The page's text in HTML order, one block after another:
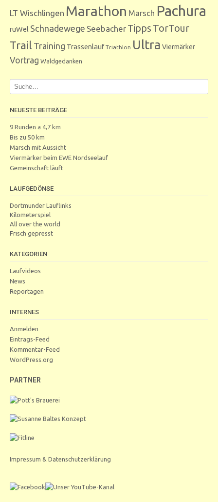
LT Wischlingen Marathon Marsch Pachura
ruWel Schnadewege Seebacher Tipps TorTour
Trail Training Trassenlauf Triathlon Ultra Viermärker
Vortrag Waldgedanken
NEUESTE BEITRÄGE
9 Runden a 4,7 km
Bis zu 50 km
Marsch mit Aussicht
Viermärker beim EWE Nordseelauf
Gemeinschaft läuft
LAUFGEDÖNSE
Dortmunder Lauflinks
Kilometerspiel
All over the world
Frisch gepresst
KATEGORIEN
Laufvideos
News
Reportagen
INTERNES
Anmelden
Eintrags-Feed
Kommentar-Feed
WordPress.org
PARTNER
Impressum & Datenschutzerklärung